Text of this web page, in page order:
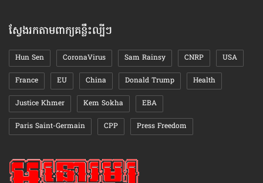
ស្វែងរកតាមពាក្យគន្លឹះល្បីៗ
Hun Sen CoronaVirus Sam Rainsy CNRP USA
France EU China Donald Trump Health
Justice Khmer Kem Sokha EBA
Paris Saint-Germain CPP Press Freedom